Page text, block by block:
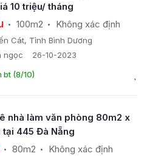
10 triệu/ tháng
100m2 Không xác định
Cát, Tỉnh Bình Dương
ngọc
26-10-2023
bt (8/10)
nhà làm văn phòng 80m2 x
tại 445 Đà Nẵng
80m2 Không xác định